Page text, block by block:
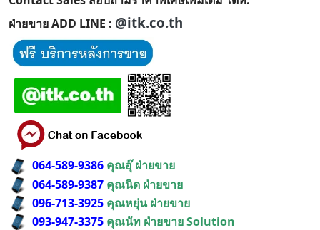
ฝ่ายขาย ADD LINE : @itk.co.th
064-589-9386 คุณอุ๊ ฝ่ายขาย
064-589-9387 คุณนิด ฝ่ายขาย
096-713-3925 คุณหยุ่น ฝ่ายขาย
093-947-3375 คุณนัท ฝ่ายขาย Solution